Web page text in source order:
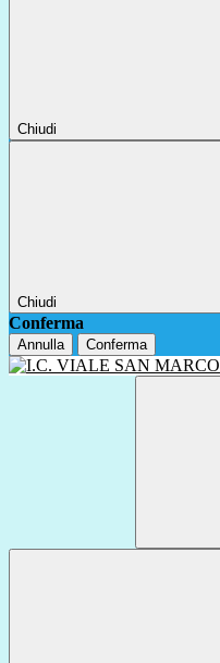
Chiudi
Chiudi
Conferma
Annulla Conferma